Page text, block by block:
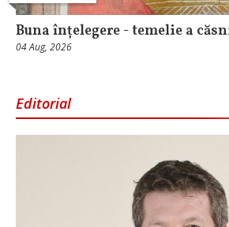
Buna înțelegere - temelie a
04 Aug, 2026
Editorial